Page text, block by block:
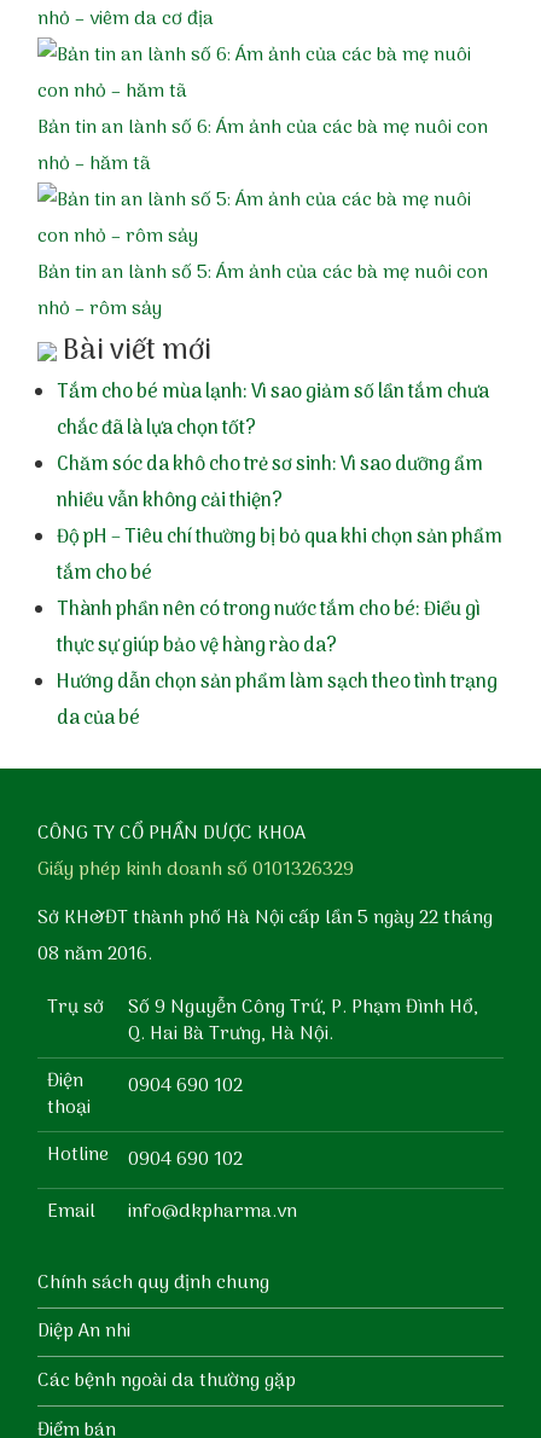
nhỏ – viêm da cơ địa
Bản tin an lành số 6: Ám ảnh của các bà mẹ nuôi con
nhỏ – hăm tã
Bản tin an lành số 5: Ám ảnh của các bà mẹ nuôi con
nhỏ – rôm sảy
Bài viết mới
Tắm cho bé mùa lạnh: Vì sao giảm số lần tắm chưa
chắc đã là lựa chọn tốt?
Chăm sóc da khô cho trẻ sơ sinh: Vì sao dưỡng ẩm
nhiều vẫn không cải thiện?
Độ pH – Tiêu chí thường bị bỏ qua khi chọn sản phẩm
tắm cho bé
Thành phần nên có trong nước tắm cho bé: Điều gì
thực sự giúp bảo vệ hàng rào da?
Hướng dẫn chọn sản phẩm làm sạch theo tình trạng
da của bé
CÔNG TY CỔ PHẦN DƯỢC KHOA
Giấy phép kinh doanh số 0101326329
Sở KH&ĐT thành phố Hà Nội cấp lần 5 ngày 22 tháng
08 năm 2016.
Trụ sở
Số 9 Nguyễn Công Trứ, P. Phạm Đình Hổ,
Q. Hai Bà Trưng, Hà Nội.
Điện
thoại
0904 690 102
Hotline
0904 690 102
Email
info@dkpharma.vn
Chính sách quy định chung
Diệp An nhi
Các bệnh ngoài da thường gặp
Điểm bán